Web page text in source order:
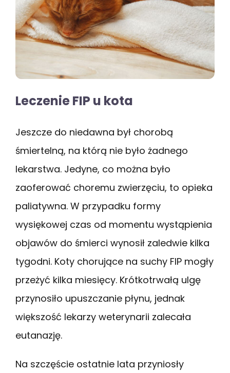
Leczenie FIP u kota
Jeszcze do niedawna był chorobą
śmiertelną, na którą nie było żadnego
lekarstwa. Jedyne, co można było
zaoferować choremu zwierzęciu, to opieka
paliatywna. W przypadku formy
wysiękowej czas od momentu wystąpienia
objawów do śmierci wynosił zaledwie kilka
tygodni. Koty chorujące na suchy FIP mogły
przeżyć kilka miesięcy. Krótkotrwałą ulgę
przynosiło upuszczanie płynu, jednak
większość lekarzy weterynarii zalecała
eutanazję.
Na szczęście ostatnie lata przyniosły